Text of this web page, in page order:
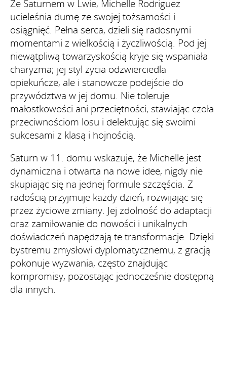
Ze Saturnem w Lwie, Michelle Rodriguez
ucieleśnia dumę ze swojej tożsamości i
osiągnięć. Pełna serca, dzieli się radosnymi
momentami z wielkością i życzliwością. Pod jej
niewątpliwą towarzyskością kryje się wspaniała
charyzma; jej styl życia odzwierciedla
opiekuńcze, ale i stanowcze podejście do
przywództwa w jej domu. Nie toleruje
małostkowości ani przeciętności, stawiając czoła
przeciwnościom losu i delektując się swoimi
sukcesami z klasą i hojnością.
Saturn w 11. domu wskazuje, że Michelle jest
dynamiczna i otwarta na nowe idee, nigdy nie
skupiając się na jednej formule szczęścia. Z
radością przyjmuje każdy dzień, rozwijając się
przez życiowe zmiany. Jej zdolność do adaptacji
oraz zamiłowanie do nowości i unikalnych
doświadczeń napędzają te transformacje. Dzięki
bystremu zmysłowi dyplomatycznemu, z gracją
pokonuje wyzwania, często znajdując
kompromisy, pozostając jednocześnie dostępną
dla innych.